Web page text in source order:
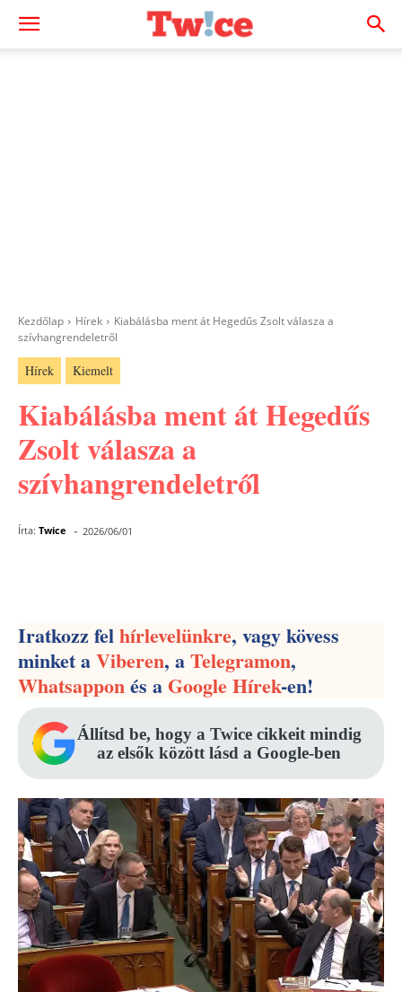
Kezdőlap Hírek
Kiabálásba ment át Hegedűs Zsolt válasza a
szívhangrendeletről
Hírek Kiemelt
Kiabálásba ment át Hegedűs
Zsolt válasza a
szívhangrendeletről
Írta: Twice - 2026/06/01
Iratkozz felhírlevelünkre, vagy kövess
minket aViberen, aTelegramon,
Whatsapponés aGoogle Hírek-en!
Állítsd be, hogy a Twice cikkeit mindig
az elsők között lásd a Google-ben